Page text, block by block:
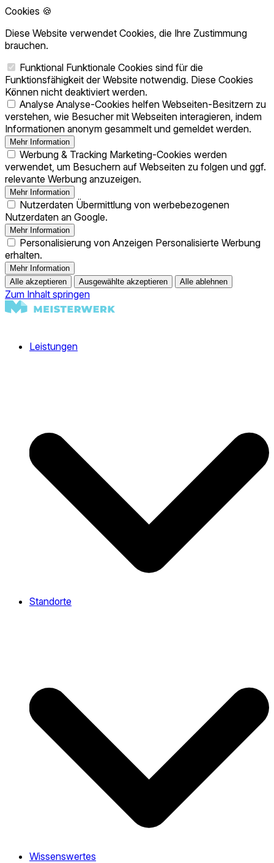
Cookies 🍪
Diese Website verwendet Cookies, die Ihre Zustimmung
brauchen.
Funktional Funktionale Cookies sind für die
Funktionsfähigkeit der Website notwendig. Diese Cookies
Können nicht deaktiviert werden.
Analyse Analyse-Cookies helfen Webseiten-Besitzern zu
verstehen, wie Besucher mit Webseiten interagieren, indem
Informationen anonym gesammelt und gemeldet werden.
Mehr Information
Werbung & Tracking Marketing-Cookies werden
verwendet, um Besuchern auf Webseiten zu folgen und ggf.
relevante Werbung anzuzeigen.
Mehr Information
Nutzerdaten Übermittlung von werbebezogenen
Nutzerdaten an Google.
Mehr Information
Personalisierung von Anzeigen Personalisierte Werbung
erhalten.
Mehr Information
Alle akzeptieren
Ausgewählte akzeptieren Alle ablehnen
Zum Inhalt springen
Leistungen
Standorte
Wissenswertes